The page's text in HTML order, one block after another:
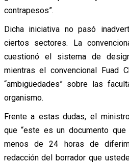
contrapesos”.
Dicha iniciativa no pasó
ciertos sectores. La
cuestionó el sistema de
mientras el convencional Fuad
“ambigüedades” sobre las
organismo.
Frente a estas dudas, el
que “este es un documento
menos de 24 horas de
redacción del borrador que